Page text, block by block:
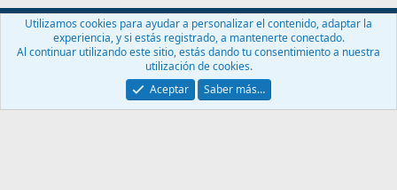
Español (ES)
Contáctanos
Términos y reglas Política de privacidad
Ayuda
Community platform by XenForo® © 2010-2024 XenForo Ltd.
Utilizamos cookies para ayudar a personalizar el contenido, adaptar la
experiencia, y si estás registrado, a mantenerte conectado.
Al continuar utilizando este sitio, estás dando tu consentimiento a nuestra
utilización de cookies.
Aceptar
Saber más…